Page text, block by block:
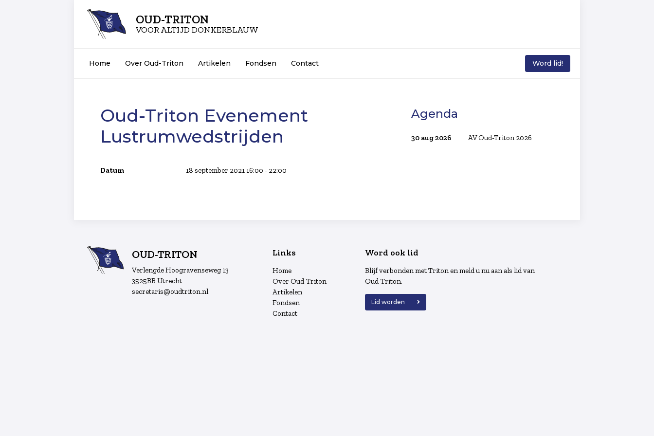
OUD-TRITON
VOOR ALTIJD DONKERBLAUW
Home Over Oud-Triton Artikelen Fondsen Contact Word lid!
Oud-Triton Evenement
Lustrumwedstrijden
Datum 18 september 2021 16:00 - 22:00
Agenda
30 aug 2026 AV Oud-Triton 2026
OUD-TRITON
Verlengde Hoogravenseweg 13
3525BB Utrecht
secretaris@oudtriton.nl
Links
Home
Over Oud-Triton
Artikelen
Fondsen
Contact
Word ook lid
Blijf verbonden met Triton en meld u nu aan als lid van
Oud-Triton.
Lid worden